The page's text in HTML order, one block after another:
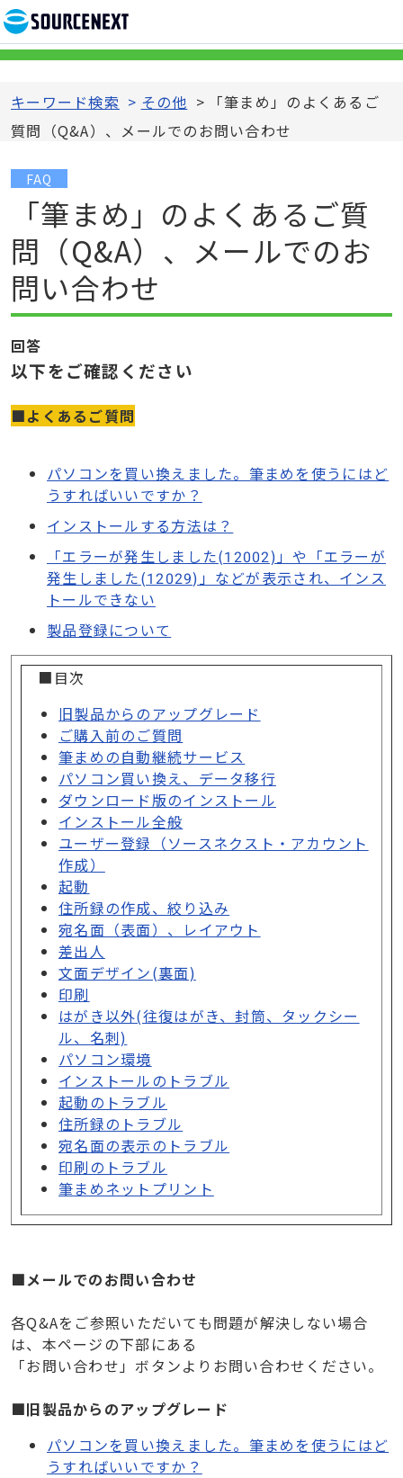
キーワード検索 > その他 >
「筆まめ」のよくあるご
質問（Q&A）、メールでのお問い合わせ
FAQ
「筆まめ」のよくあるご質
問（Q&A）、メールでのお
問い合わせ
回答
以下をご確認ください
■よくあるご質問
パソコンを買い換えました。筆まめを使うにはど
うすればいいですか？
インストールする方法は？
「エラーが発生しました(12002)」や「エラーが
発生しました(12029)」などが表示され、インス
トールできない
製品登録について
■目次
旧製品からのアップグレード
ご購入前のご質問
筆まめの自動継続サービス
パソコン買い換え、データ移行
ダウンロード版のインストール
インストール全般
ユーザー登録（ソースネクスト・アカウント
作成）
起動
住所録の作成、絞り込み
宛名面（表面）、レイアウト
差出人
文面デザイン(裏面)
印刷
はがき以外(往復はがき、封筒、タックシー
ル、名刺)
パソコン環境
インストールのトラブル
起動のトラブル
住所録のトラブル
宛名面の表示のトラブル
印刷のトラブル
筆まめネットプリント
■メールでのお問い合わせ
各Q&Aをご参照いただいても問題が解決しない場合
は、本ページの下部にある
「お問い合わせ」ボタンよりお問い合わせください。
■旧製品からのアップグレード
パソコンを買い換えました。筆まめを使うにはど
うすればいいですか？